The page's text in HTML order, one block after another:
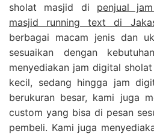
sholat masjid di penjual
masjid running text di
berbagai macam jenis dan
sesuaikan dengan
menyediakan jam digital
kecil, sedang hingga jam
berukuran besar, kami juga
custom yang bisa di pesan
pembeli. Kami juga